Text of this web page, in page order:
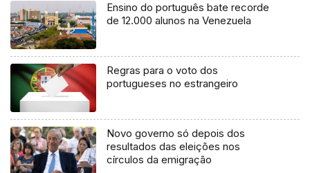
Ensino do português bate recorde
de 12.000 alunos na Venezuela
Regras para o voto dos
portugueses no estrangeiro
Novo governo só depois dos
resultados das eleições nos
círculos da emigração